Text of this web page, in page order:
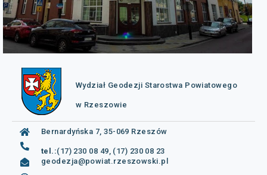
Wydział Geodezji Starostwa Powiatowego
w Rzeszowie
Bernardyńska 7, 35-069 Rzeszów
tel.:(17) 230 08 49, (17) 230 08 23
geodezja@powiat.rzeszowski.pl